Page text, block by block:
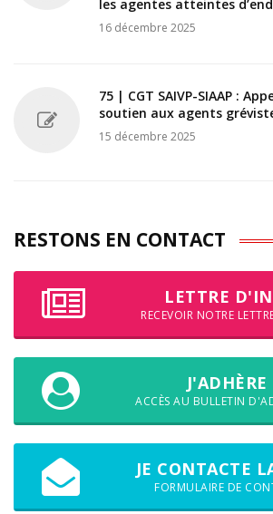
les agentes atteintes
16 décembre 2025
75 | CGT SAIVP-SIAAP :
soutien aux agents
15 décembre 2025
RESTONS EN CONTACT
LETTRE
RECEVOIR NOTRE
J'ADHÈRE
ACCÈS AU BULLETIN
JE CONTACTE
FORMULAIRE DE